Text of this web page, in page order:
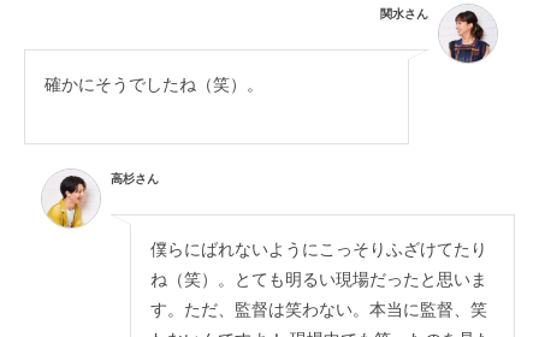
関水さん
確かにそうでしたね（笑）。
高杉さん
僕らにばれないようにこっそりふざけてたり
ね（笑）。とても明るい現場だったと思いま
す。ただ、監督は笑わない。本当に監督、笑